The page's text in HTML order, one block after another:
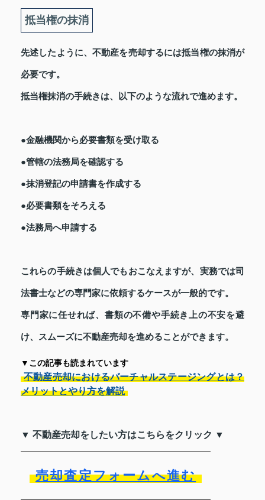
抵当権の抹消
先述したように、不動産を売却するには抵当権の抹消が
必要です。
抵当権抹消の手続きは、以下のような流れで進めます。
●金融機関から必要書類を受け取る
●管轄の法務局を確認する
●抹消登記の申請書を作成する
●必要書類をそろえる
●法務局へ申請する
これらの手続きは個人でもおこなえますが、実務では司
法書士などの専門家に依頼するケースが一般的です。
専門家に任せれば、書類の不備や手続き上の不安を避
け、スムーズに不動産売却を進めることができます。
▼この記事も読まれています
不動産売却におけるバーチャルステージングとは？
メリットとやり方を解説
▼ 不動産売却をしたい方はこちらをクリック ▼
売却査定フォームへ進む